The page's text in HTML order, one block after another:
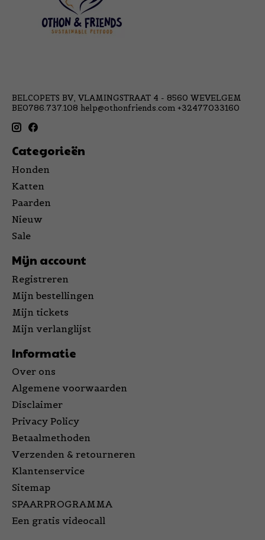
BELCOPETS BV, VLAMINGSTRAAT 4 - 8560 WEVELGEM
BE0786.737.108 help@othonfriends.com +32477033160
Categorieën
Honden
Katten
Paarden
Nieuw
Sale
Mijn account
Registreren
Mijn bestellingen
Mijn tickets
Mijn verlanglijst
Informatie
Over ons
Algemene voorwaarden
Disclaimer
Privacy Policy
Betaalmethoden
Verzenden & retourneren
Klantenservice
Sitemap
SPAARPROGRAMMA
Een gratis videocall